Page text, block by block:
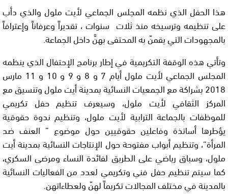
هذا الحفل الذي نظمه المجلس الجماعي لأيت ملول والذي دأب
على تنظيمه وترسيخه منذ ثلات سنوات ، تقديراً وعرفاناً وإعترافاً
بالمجهودات التي يقمنّ به المحتفى بهنَّ داخل الجماعة.
وتأتي هذه الوقفة التكريمية في إطار برنامج الإحتفال الذي ينظمه
المجلس الجماعي لأيت ملول أيام 7 و 8 و 9 و 10 و 11 مارس
2018 بشراكة مع الجمعيات النسائية بمدينة أيت ملول وتنسيق مع
المركز الثقافي لأيت ملول، وسيعرف تنظيم حفل تكريمي
للموظفات بالجماعة الترابية لأيت ملول، وتنظيم ندوة حقوقية
يؤطرها أساتذة وفاعلين حقوقيين حول موضوع ” العنف ضد
المرأة”، وتنظيم أبواب مفتوحة حول الإنتاجات النسائية بمدينة أيت
ملول، وسباق رياضي على الطريق لفائدة النساء ومرضى السكري،
كما سيتم تنظيم حفل فني وتكريمي لعدد من الفعاليات النسائية
بالمدينة في مختلف المجالات تكريماً لهنّ ولعطاءاتهن.